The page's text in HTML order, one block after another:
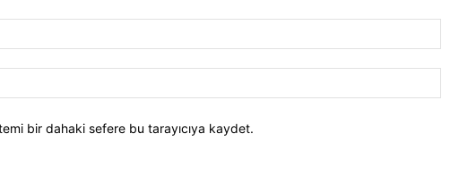
bir dahaki sefere bu tarayıcıya kaydet.